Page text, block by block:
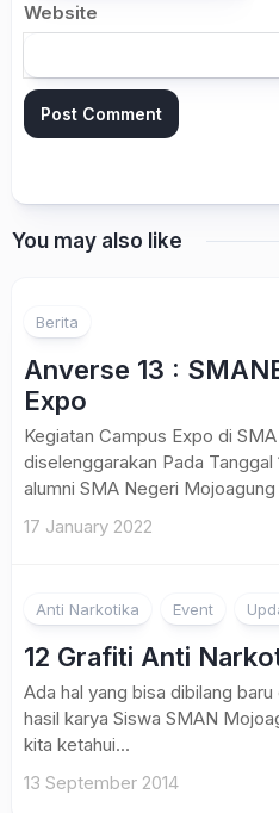
Website
You may also like
Berita
Anverse 13 :
Expo
Kegiatan Campus Expo di
diselenggarakan Pada Tanggal
alumni SMA Negeri Mojoagung
17 January 2022
Anti Narkotika Event
12 Grafiti Anti
Ada hal yang bisa dibilang
hasil karya Siswa SMAN
kita ketahui...
13 September 2014